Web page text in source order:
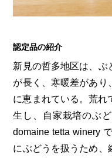
第4回 倉敷市/玉野市/浅口市/里庄町
第2回 真庭市/新庄村
認定品の紹介
新見の哲多地区は、ぶ
が長く、寒暖差があり
に恵まれている。荒れ
生し、自家栽培のぶ
domaine tetta winery
にぶどうを扱うため、